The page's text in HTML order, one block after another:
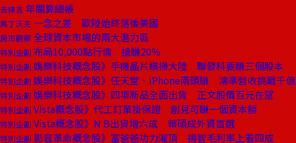
去梯言 年關算總帳
馬丁沃夫 一念之差 歐陸始終落後美國
房市觀察 全球資本市場的兩大潛力區
特別企劃 布局10,000點行情 搶賺20％
特別企劃 娛樂科技概念股》手機晶片橫掃大陸 聯發科要賺三個股本
特別企劃 娛樂科技概念股》任天堂、iPhone兩頭賺 鴻準營收挑戰千億
特別企劃 娛樂科技概念股》四項新品全面出貨 正文股價百元在望
特別企劃 Vista概念股》代工訂單掛保證 創見可賺一個資本額
特別企劃 Vista概念股》N B出貨增六成 華碩成外資首選
特別企劃 影音革命概念股》富爸爸功力灌頂 揚智毛利率上看四成